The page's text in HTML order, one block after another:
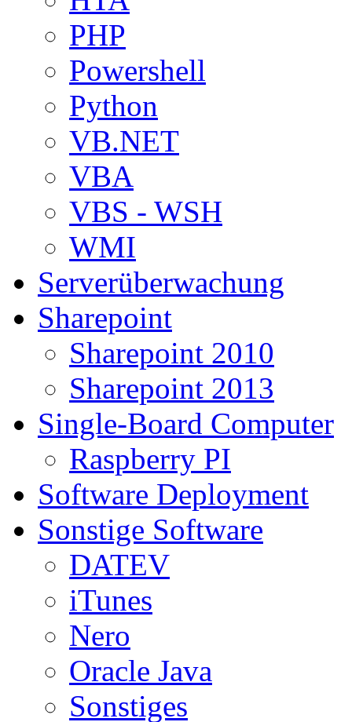
PHP
Powershell
Python
VB.NET
VBA
VBS - WSH
WMI
Serverüberwachung
Sharepoint
Sharepoint 2010
Sharepoint 2013
Single-Board Computer
Raspberry PI
Software Deployment
Sonstige Software
DATEV
iTunes
Nero
Oracle Java
Sonstiges